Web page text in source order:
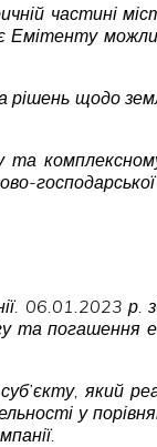
частині
Емітенту
рішень щодо
06.01.2023 р.
та погашення
який
у